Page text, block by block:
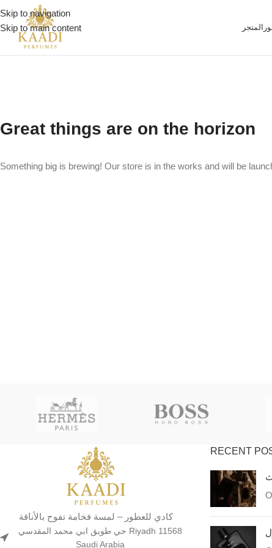
Skip to navigation
Skip to main content
المتجر
Great things are on the horizon
Something big is brewing! Our store is in the works and will be
كادي للعطور – لمسة فخامة تفوح بالأناقة
حي طويق ابي محمد المقدسي Riyadh 11568
Saudi Arabia
RECENT